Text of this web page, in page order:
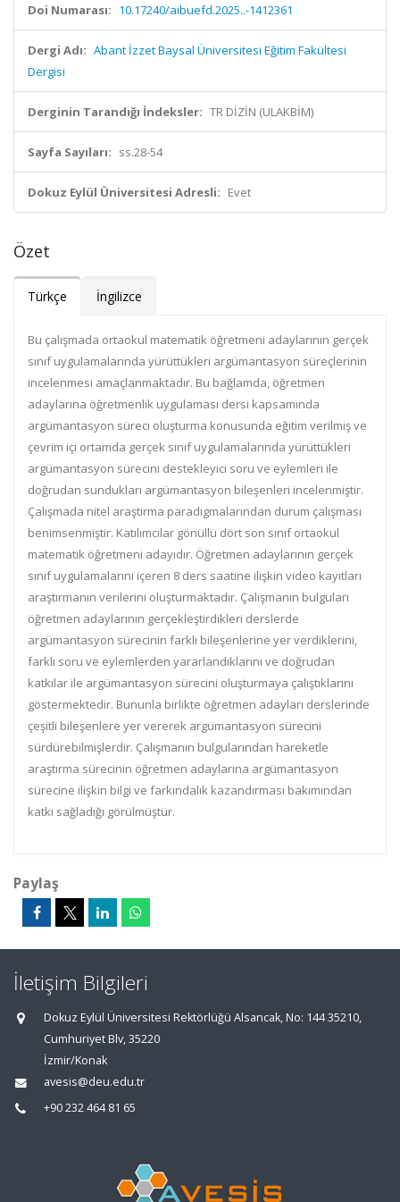
Doi Numarası: 10.17240/aibuefd.2025..-1412361
Dergi Adı: Abant İzzet Baysal Üniversitesi Eğitim Fakültesi
Dergisi
Derginin Tarandığı İndeksler: TR DİZİN (ULAKBİM)
Sayfa Sayıları: ss.28-54
Dokuz Eylül Üniversitesi Adresli: Evet
Özet
Türkçe İngilizce
Bu çalışmada ortaokul matematik öğretmeni adaylarının gerçek
sınıf uygulamalarında yürüttükleri argümantasyon süreçlerinin
incelenmesi amaçlanmaktadır. Bu bağlamda, öğretmen
adaylarına öğretmenlik uygulaması dersi kapsamında
argümantasyon süreci oluşturma konusunda eğitim verilmiş ve
çevrim içi ortamda gerçek sınıf uygulamalarında yürüttükleri
argümantasyon sürecini destekleyici soru ve eylemleri ile
doğrudan sundukları argümantasyon bileşenleri incelenmiştir.
Çalışmada nitel araştırma paradigmalarından durum çalışması
benimsenmiştir. Katılımcılar gönüllü dört son sınıf ortaokul
matematik öğretmeni adayıdır. Öğretmen adaylarının gerçek
sınıf uygulamalarını içeren 8 ders saatine ilişkin video kayıtları
araştırmanın verilerini oluşturmaktadır. Çalışmanın bulguları
öğretmen adaylarının gerçekleştirdikleri derslerde
argümantasyon sürecinin farklı bileşenlerine yer verdiklerini,
farklı soru ve eylemlerden yararlandıklarını ve doğrudan
katkılar ile argümantasyon sürecini oluşturmaya çalıştıklarını
göstermektedir. Bununla birlikte öğretmen adayları derslerinde
çeşitli bileşenlere yer vererek argümantasyon sürecini
sürdürebilmişlerdir. Çalışmanın bulgularından hareketle
araştırma sürecinin öğretmen adaylarına argümantasyon
sürecine ilişkin bilgi ve farkındalık kazandırması bakımından
katkı sağladığı görülmüştür.
Paylaş
İletişim Bilgileri
Dokuz Eylül Üniversitesi Rektörlüğü Alsancak, No: 144 35210,
Cumhuriyet Blv, 35220
İzmir/Konak
avesis@deu.edu.tr
+90 232 464 81 65